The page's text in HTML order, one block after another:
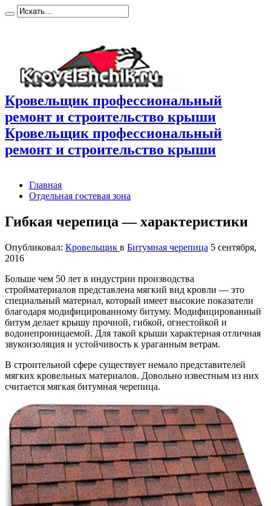
Кровельщик профессиональный
ремонт и строительство крыши
Кровельщик профессиональный
ремонт и строительство крыши
Главная
Отдельная гостевая зона
Гибкая черепица — характеристики
Опубликовал: Кровельщик в Битумная черепица 5 сентября,
2016
Больше чем 50 лет в индустрии производства
стройматериалов представлена мягкий вид кровли — это
специальный материал, который имеет высокие показатели
благодаря модифицированному битуму. Модифицированный
битум делает крышу прочной, гибкой, огнестойкой и
водонепроницаемой. Для такой крыши характерная отличная
звукоизоляция и устойчивость к ураганным ветрам.
В строительной сфере существует немало представителей
мягких кровельных материалов. Довольно известным из них
считается мягкая битумная черепица.